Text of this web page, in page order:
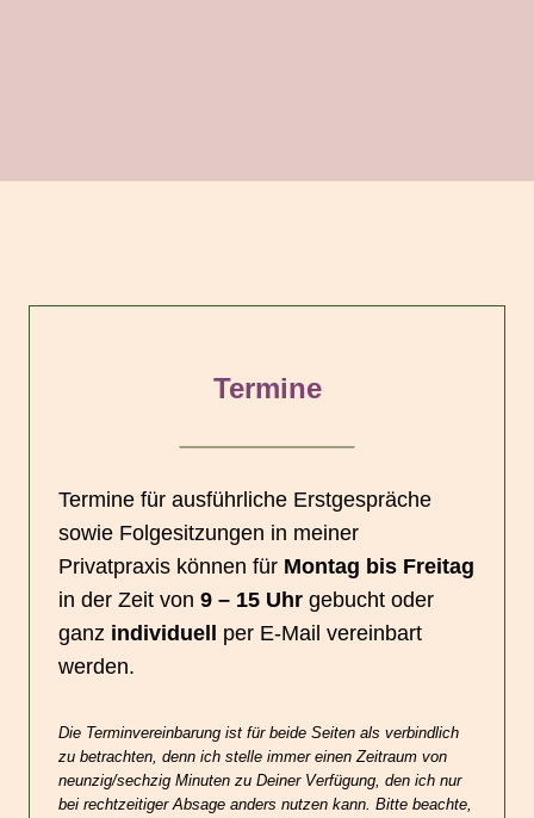
Termine
Termine für ausführliche Erstgespräche
sowie Folgesitzungen in meiner
Privatpraxis können für Montag bis Freitag
in der Zeit von 9 – 15 Uhr gebucht oder
ganz individuell
per E-Mail vereinbart
werden.
Die Terminvereinbarung ist für beide Seiten als verbindlich
zu betrachten, denn ich stelle immer einen Zeitraum von
neunzig/sechzig Minuten zu Deiner Verfügung, den ich nur
bei rechtzeitiger Absage anders nutzen kann. Bitte beachte,